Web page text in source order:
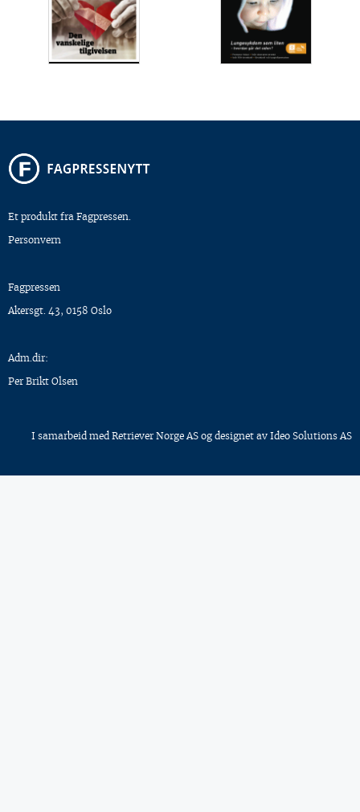
Et produkt fra Fagpressen.
Personvern
Fagpressen
Akersgt. 43, 0158 Oslo
Adm.dir:
Per Brikt Olsen
I samarbeid med Retriever Norge AS og designet av Ideo Solutions AS